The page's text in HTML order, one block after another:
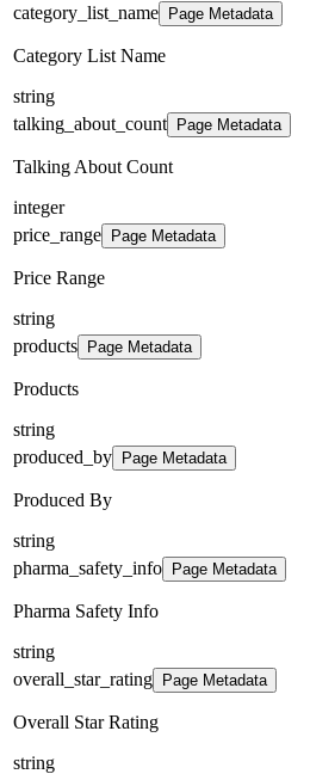
category_list_name
Page Metadata
Category List Name
string
talking_about_count
Page Metadata
Talking About Count
integer
price_range
Page Metadata
Price Range
string
products
Page Metadata
Products
string
produced_by
Page Metadata
Produced By
string
pharma_safety_info
Page Metadata
Pharma Safety Info
string
overall_star_rating
Page Metadata
Overall Star Rating
string